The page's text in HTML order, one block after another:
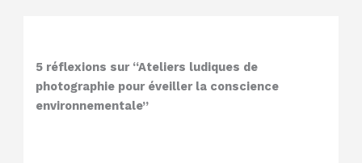
5 réflexions sur “Ateliers ludiques de
photographie pour éveiller la conscience
environnementale”